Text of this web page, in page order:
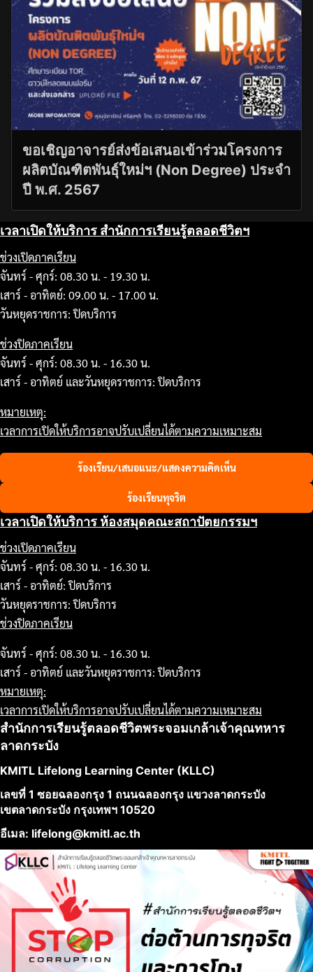
ขอเชิญอาจารย์ส่งข้อเสนอเข้าร่วมโครงการ
ผลิตบัณฑิตพันธุ์ใหม่ฯ (Non Degree) ประจำ
ปี พ.ศ. 2567
เวลาเปิดให้บริการ สำนักการเรียนรู้ตลอดชีวิตฯ
ช่วงเปิดภาคเรียน
จันทร์ - ศุกร์: 08.30 น. - 19.30 น.
เสาร์ - อาทิตย์: 09.00 น. - 17.00 น.
วันหยุดราชการ: ปิดบริการ
ช่วงปิดภาคเรียน
จันทร์ - ศุกร์: 08.30 น. - 16.30 น.
เสาร์ - อาทิตย์ และวันหยุดราชการ: ปิดบริการ
หมายเหตุ:
เวลาการเปิดให้บริการอาจปรับเปลี่ยนได้ตามความเหมาะสม
ร้องเรียน/เสนอแนะ/แสดงความคิดเห็น
ร้องเรียนทุจริต
เวลาเปิดให้บริการ ห้องสมุดคณะสถาปัตยกรรมฯ
ช่วงเปิดภาคเรียน
จันทร์ - ศุกร์: 08.30 น. - 16.30 น.
เสาร์ - อาทิตย์: ปิดบริการ
วันหยุดราชการ: ปิดบริการ
ช่วงปิดภาคเรียน
จันทร์ - ศุกร์: 08.30 น. - 16.30 น.
เสาร์ - อาทิตย์ และวันหยุดราชการ: ปิดบริการ
หมายเหตุ:
เวลาการเปิดให้บริการอาจปรับเปลี่ยนได้ตามความเหมาะสม
สำนักการเรียนรู้ตลอดชีวิตพระจอมเกล้าเจ้าคุณทหาร
ลาดกระบัง
KMITL Lifelong Learning Center (KLLC)
เลขที่ 1 ซอยฉลองกรุง 1 ถนนฉลองกรุง แขวงลาดกระบัง
เขตลาดกระบัง กรุงเทพฯ 10520
อีเมล: lifelong@kmitl.ac.th